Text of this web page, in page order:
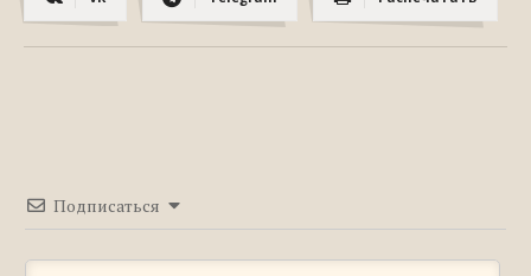
«басейн» или «бассэйн»
Правильное правописание: «википедия»
Подписаться